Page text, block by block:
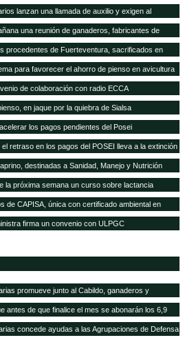
desprecio”
lanzan una llamada de auxilio y exigen al
la ayuda de Estado del Posei
una reunión de ganaderos, fabricantes de
de leche para analizar la crisis del
procedentes de Fuerteventura, sacrificados en
gestión del matadero insular
para favorecer el ahorro de pienso en avicultura
de colaboración con radio ECCA
en jaque por la quiebra de Sialsa
los pagos pendientes del Posei
retraso en los pagos del POSEI lleva a la extinción
destinadas a Sanidad, Manejo y Nutrición
la próxima semana un curso sobre lactancia
de CAPISA, única con certificado ambiental en
firma un convenio con ULPGC
promueve junto al Cabildo, ganaderos y
el fomento de la producción local de forrajes
antes de que finalice el mes se abonarán los 6,9
de la campaña 2015
concede ayudas a las Agrupaciones de Defensa